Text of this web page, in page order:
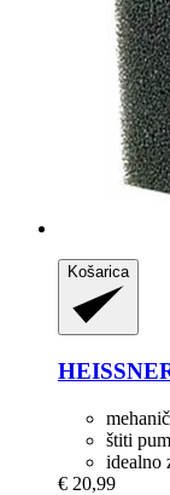
Košarica
štiti
idealno
€ 20,99